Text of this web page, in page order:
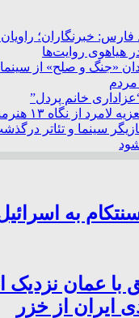
فارس: خبرنگاران؛
هیاهوی روایت‌ها
«جنگ و صلح» از سینمای
خانم پردل”
از نگاه ۱۳ هنرمند عکاس
سینما و تئاتر
به
با عمان